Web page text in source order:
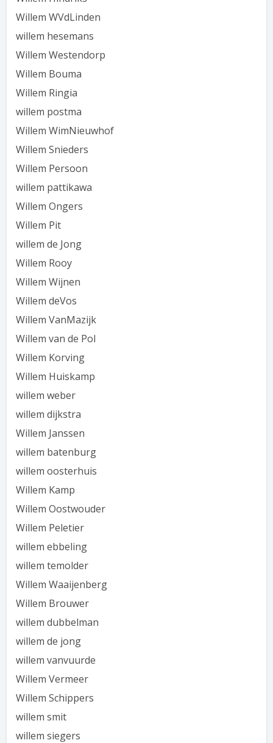
Willem WVdLinden
willem hesemans
Willem Westendorp
Willem Bouma
Willem Ringia
willem postma
Willem WimNieuwhof
Willem Snieders
Willem Persoon
willem pattikawa
Willem Ongers
Willem Pit
willem de Jong
Willem Rooy
Willem Wijnen
Willem deVos
Willem VanMazijk
Willem van de Pol
Willem Korving
Willem Huiskamp
willem weber
willem dijkstra
Willem Janssen
willem batenburg
willem oosterhuis
Willem Kamp
Willem Oostwouder
Willem Peletier
willem ebbeling
willem temolder
Willem Waaijenberg
Willem Brouwer
willem dubbelman
willem de jong
willem vanvuurde
Willem Vermeer
Willem Schippers
willem smit
willem siegers